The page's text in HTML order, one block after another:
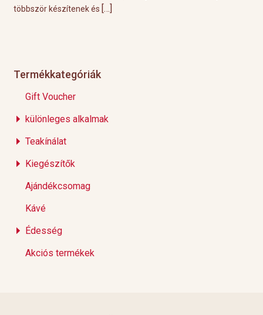
többször készítenek és […]
Termékkategóriák
Gift Voucher
különleges alkalmak
Teakínálat
Kiegészítők
Ajándékcsomag
Kávé
Édesség
Akciós termékek